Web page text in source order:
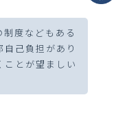
度などもある
己負担があり
ことが望ましい